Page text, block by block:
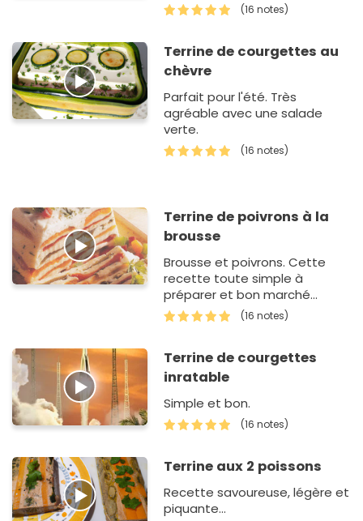
(16 notes)
Terrine de courgettes au
chèvre
Parfait pour l'été. Très
agréable avec une salade
verte.
(16 notes)
Terrine de poivrons à la
brousse
Brousse et poivrons. Cette
recette toute simple à
préparer et bon marché
séduira tous vos convives
(16 notes)
Terrine de courgettes
inratable
Simple et bon.
(16 notes)
Terrine aux 2 poissons
Recette savoureuse, légère et
piquante...